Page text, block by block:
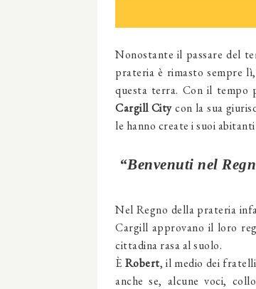
Nonostante il passare del
prateria è rimasto sempre
questa terra. Con il tempo
Cargill Citycon la sua
le hanno create i suoi
“Benvenuti nel
Nel Regno della prateria
Cargill approvano il loro
cittadina rasa al suolo.
È Robert, il medio dei
anche se, alcune voci,